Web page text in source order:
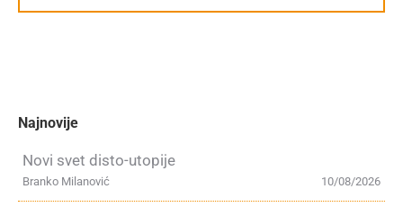
Najnovije
Novi svet disto-utopije
10/08/2026
Branko Milanović